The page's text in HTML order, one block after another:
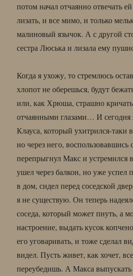
потом начал отчаянно отвечать
лизать, и все мимо, и только
малиновый язычок. А с другой
сестра Люська и лизала ему
Когда я ухожу, то стремлюсь
хлопот не оберешься, будут
или, как Хрюша, страшно
отчаянными глазами… И сегодня
Клауса, который ухитрился-таки
но через него, воспользовавшись
перепрыгнул Макс и устремился
ушел через балкон, но уже успел
в дом, сидел перед соседской
я не существую. Он теперь
соседа, который может пнуть, а
настроение, выдать кусок
его уговаривать, и тоже сделал
видел. Пусть живет, как хочет,
переубедишь. А Макса